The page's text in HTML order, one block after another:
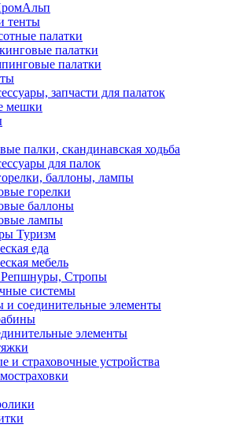
тенты
палатки
палатки
палатки
запчасти для палаток
мешки
палки, скандинавская ходьба
для палок
баллоны, лампы
горелки
баллоны
лампы
Туризм
еда
мебель
Репшнуры, Стропы
системы
и соединительные элементы
элементы
и страховочные устройства